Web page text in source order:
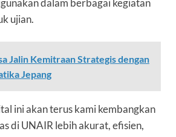
dalam berbagai kegiatan
ujian.
Jalin Kemitraan Strategis dengan
Jepang
ini akan terus kami kembangkan
di UNAIR lebih akurat, efisien,